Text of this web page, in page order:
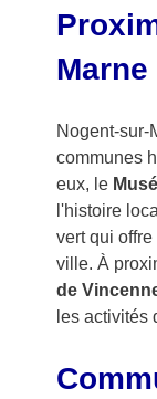
Marne
Nogent-sur-
communes
eux, le
l'histoire
vert qui
ville. À
de
les activités